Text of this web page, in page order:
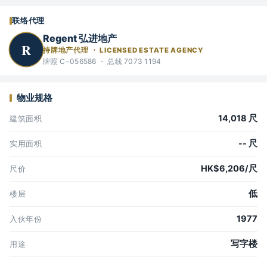
联络代理
R
Regent 弘进地产
持牌地产代理 ・ LICENSED ESTATE AGENCY
牌照 C−056586 ・ 总线 7073 1194
物业规格
建筑面积 14,018 尺
实用面积 -- 尺
尺价 HK$6,206/尺
楼层 低
入伙年份 1977
用途 写字楼